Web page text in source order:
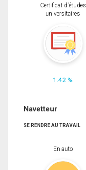
Certificat d'études
universitaires
1.42 %
Navetteur
SE RENDRE AU TRAVAIL
En auto